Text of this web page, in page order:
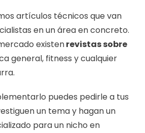
artículos técnicos que van
en un área en concreto.
existen revistas sobre
general, fitness y cualquier
puedes pedirle a tus
un tema y hagan un
para un nicho en